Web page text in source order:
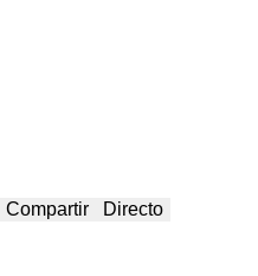
Compartir Directo